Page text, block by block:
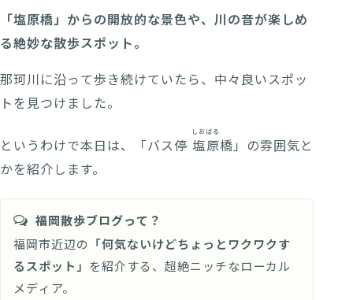
「塩原橋」からの開放的な景色や、川の音が楽しめ
る絶妙な散歩スポット。
那珂川に沿って歩き続けていたら、中々良いスポッ
トを見つけました。
というわけで本日は、「バス停 塩原
しおばる
橋」の雰囲気と
かを紹介します。
福岡散歩ブログって？
福岡市近辺の 「何気ないけどちょっとワクワクす
るスポット」 を紹介する、超絶ニッチなローカル
メディア。